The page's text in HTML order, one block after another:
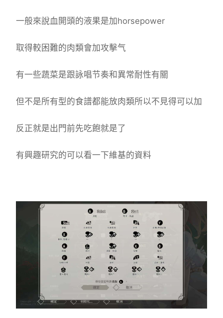
一般來說血開頭的液果是加horsepower
取得較困難的肉類會加攻擊气
有一些蔬菜是跟詠唱节奏和異常耐性有關
但不是所有型的食譜都能放肉類所以不見得可以加
反正就是出門前先吃飽就是了
有興趣研究的可以看一下維基的資料